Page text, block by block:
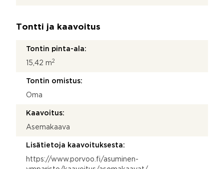
Tontti ja kaavoitus
Tontin pinta-ala:
15,42 m2
Tontin omistus:
Oma
Kaavoitus:
Asemakaava
Lisätietoja kaavoituksesta:
https://www.porvoo.fi/asuminen-